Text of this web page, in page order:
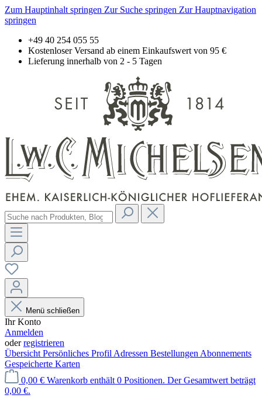
Zum Hauptinhalt springen Zur Suche springen Zur Hauptnavigation
springen
+49 40 254 055 55
Kostenloser Versand ab einem Einkaufswert von 95 €
Lieferung innerhalb von 2 - 5 Tagen
Menü schließen
Ihr Konto
Anmelden
oderregistrieren
Übersicht Persönliches Profil Adressen Bestellungen Abonnements
Gespeicherte Karten
0,00 € Warenkorb enthält 0 Positionen. Der Gesamtwert beträgt
0,00 €.